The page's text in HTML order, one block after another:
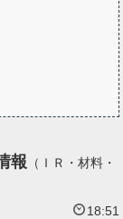
報 （ＩＲ・材料・
18:51